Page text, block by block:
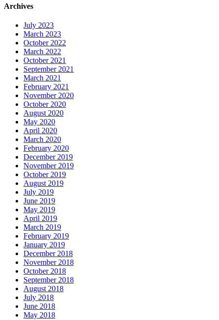
Archives
July 2023
March 2023
October 2022
March 2022
October 2021
September 2021
March 2021
February 2021
November 2020
October 2020
August 2020
May 2020
April 2020
March 2020
February 2020
December 2019
November 2019
October 2019
August 2019
July 2019
June 2019
May 2019
April 2019
March 2019
February 2019
January 2019
December 2018
November 2018
October 2018
September 2018
August 2018
July 2018
June 2018
May 2018